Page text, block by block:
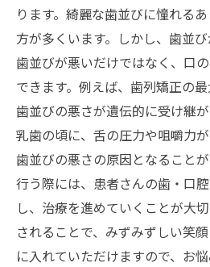
ります。綺麗な歯並びに憧れる
方が多くいます。しかし、歯並
歯並びが悪いだけではなく、口
できます。例えば、歯列矯正の最
歯並びの悪さが遺伝的に受け継が
乳歯の頃に、舌の圧力や咀嚼力
歯並びの悪さの原因となること
行う際には、患者さんの歯・口
し、治療を進めていくことが大
されることで、みずみずしい笑
に入れていただけますので、お